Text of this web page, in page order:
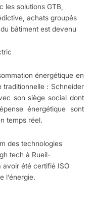
les solutions GTB,
achats groupés
bâtiment est devenu
énergétique en
: Schneider
son siège social dont
énergétique sont
temps réel.
des technologies
tech à Rueil-
avoir été certifié ISO
l’énergie.